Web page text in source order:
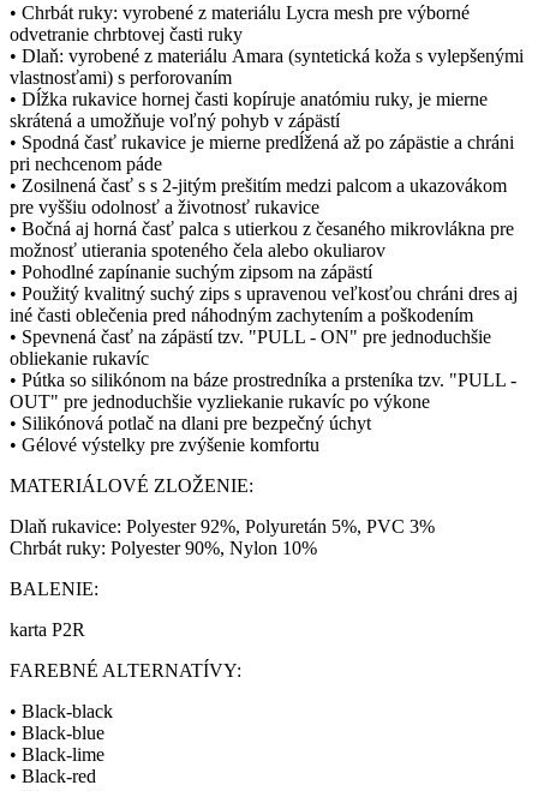
• Chrbát ruky: vyrobené z materiálu Lycra mesh pre výborné
odvetranie chrbtovej časti ruky
• Dlaň: vyrobené z materiálu Amara (syntetická koža s vylepšenými
vlastnosťami) s perforovaním
• Dĺžka rukavice hornej časti kopíruje anatómiu ruky, je mierne
skrátená a umožňuje voľný pohyb v zápästí
• Spodná časť rukavice je mierne predĺžená až po zápästie a chráni
pri nechcenom páde
• Zosilnená časť s s 2-jitým prešitím medzi palcom a ukazovákom
pre vyššiu odolnosť a životnosť rukavice
• Bočná aj horná časť palca s utierkou z česaného mikrovlákna pre
možnosť utierania spoteného čela alebo okuliarov
• Pohodlné zapínanie suchým zipsom na zápästí
• Použitý kvalitný suchý zips s upravenou veľkosťou chráni dres aj
iné časti oblečenia pred náhodným zachytením a poškodením
• Spevnená časť na zápästí tzv. "PULL - ON" pre jednoduchšie
obliekanie rukavíc
• Pútka so silikónom na báze prostredníka a prsteníka tzv. "PULL -
OUT" pre jednoduchšie vyzliekanie rukavíc po výkone
• Silikónová potlač na dlani pre bezpečný úchyt
• Gélové výstelky pre zvýšenie komfortu
MATERIÁLOVÉ ZLOŽENIE:
Dlaň rukavice: Polyester 92%, Polyuretán 5%, PVC 3%
Chrbát ruky: Polyester 90%, Nylon 10%
BALENIE:
karta P2R
FAREBNÉ ALTERNATÍVY:
• Black-black
• Black-blue
• Black-lime
• Black-red